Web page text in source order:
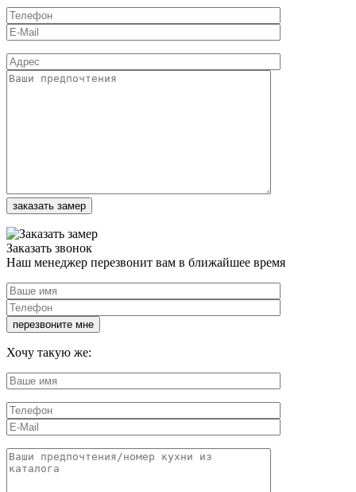
Заказать звонок
Наш менеджер перезвонит вам в ближайшее время
Хочу такую же: